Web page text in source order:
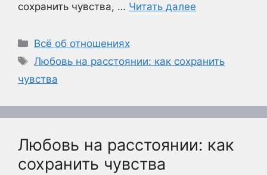
сохранить чувства, … Читать далее
Рубрики
Всё об отношениях
Метки
Любовь на расстоянии: как сохранить
чувства
Любовь на расстоянии: как
сохранить чувства